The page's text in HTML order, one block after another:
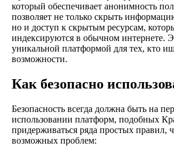
который обеспечивает анонимность
позволяет не только скрыть
но и доступ к скрытым ресурсам,
индексируются в обычном интернете.
уникальной платформой для тех, кто
возможности.
Как безопасно
Безопасность всегда должна быть на
использовании платформ, подобных
придерживаться ряда простых правил,
возможных проблем: